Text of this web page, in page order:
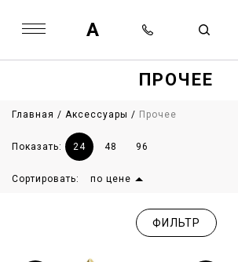
A
ПРОЧЕЕ
Главная / Аксессуары / Прочее
Показать: 24 48 96
Сортировать: по цене
ФИЛЬТР